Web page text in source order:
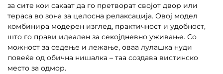
за сите кои сакаат да го претворат својот двор или
тераса во зона за целосна релаксација. Овој модел
комбинира модерен изглед, практичност и удобност,
што го прави идеален за секојдневно уживање. Со
можност за седење и лежање, оваа лулашка нуди
повеќе од обична нишалка – таа создава вистинско
место за одмор.